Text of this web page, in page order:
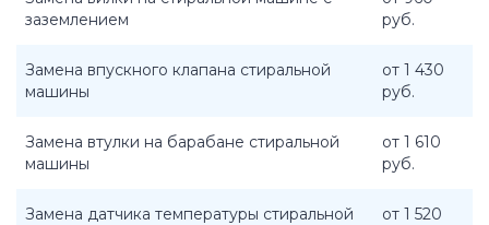
заземлением
руб.
Замена впускного клапана стиральной
машины
от 1 430
руб.
Замена втулки на барабане стиральной
машины
от 1 610
руб.
Замена датчика температуры стиральной
от 1 520